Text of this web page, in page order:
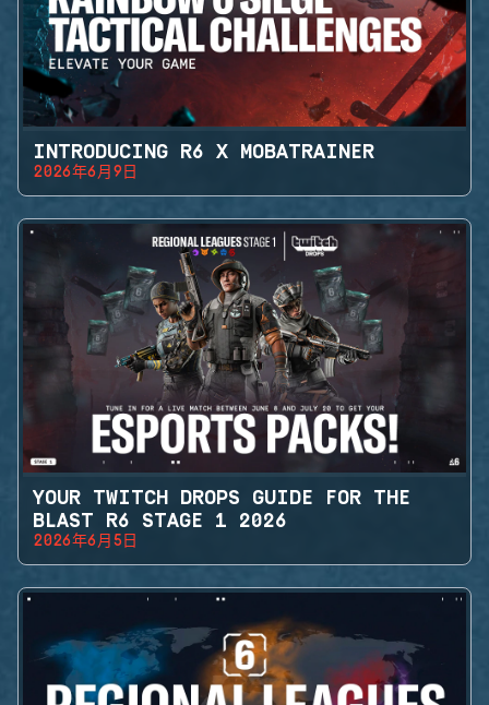
INTRODUCING R6 X MOBATRAINER
2026年6月9日
YOUR TWITCH DROPS GUIDE FOR THE
BLAST R6 STAGE 1 2026
2026年6月5日